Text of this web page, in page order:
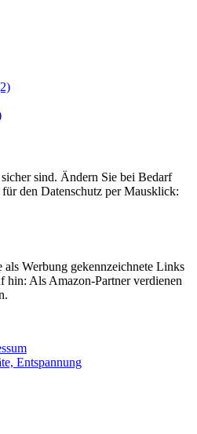
sind. Ändern Sie bei Bedarf
den Datenschutz per Mausklick:
als Werbung gekennzeichnete Links
hin: Als Amazon-Partner verdienen
Entspannung